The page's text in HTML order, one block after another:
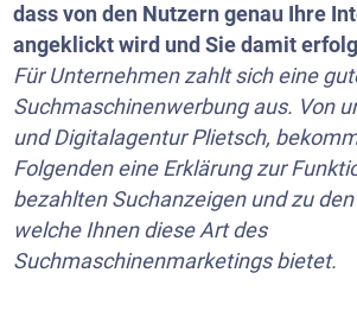
dass von den Nutzern genau Ihre
angeklickt wird und Sie damit
Für Unternehmen zahlt sich eine
Suchmaschinenwerbung aus. Von
und Digitalagentur Plietsch,
Folgenden eine Erklärung zur
bezahlten Suchanzeigen und zu
welche Ihnen diese Art des
Suchmaschinenmarketings bietet.